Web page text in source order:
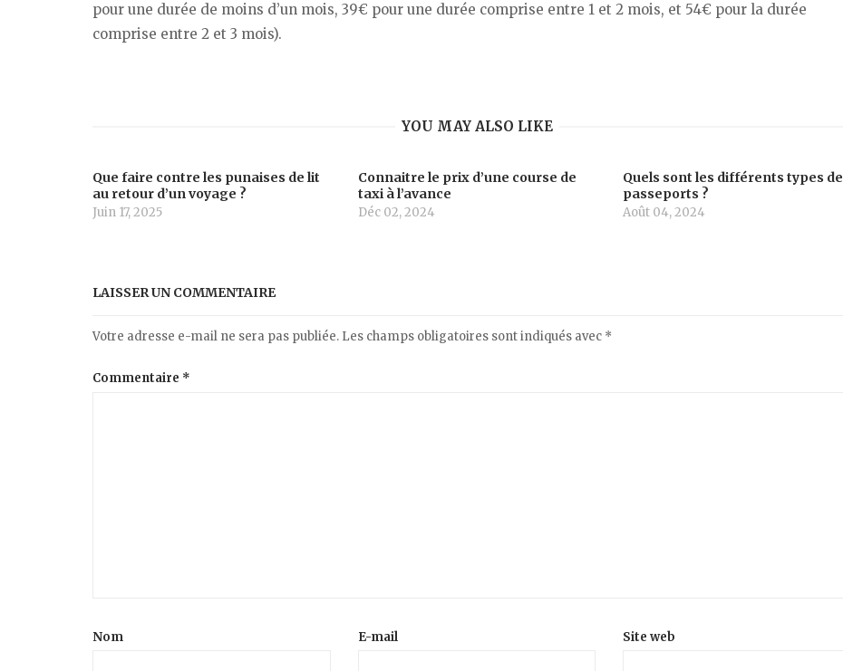
pour une durée de moins d’un mois, 39€ pour une durée comprise entre 1 et 2 mois, et 54€ pour la durée
comprise entre 2 et 3 mois).
YOU MAY ALSO LIKE
Que faire contre les punaises de lit
au retour d’un voyage ?
Juin 17, 2025
Connaitre le prix d’une course de
taxi à l’avance
Déc 02, 2024
Quels sont les différents types de
passeports ?
Août 04, 2024
LAISSER UN COMMENTAIRE
Votre adresse e-mail ne sera pas publiée. Les champs obligatoires sont indiqués avec *
Commentaire *
Nom E-mail Site web